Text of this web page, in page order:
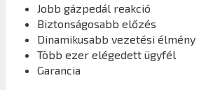
Jobb gázpedál reakció
Biztonságosabb előzés
Dinamikusabb vezetési élmény
Több ezer elégedett ügyfél
Garancia